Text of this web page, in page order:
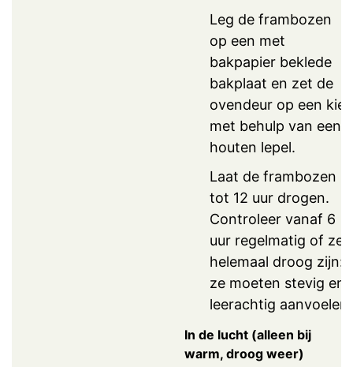
Leg de frambozen
op een met
bakpapier beklede
bakplaat en zet de
ovendeur op een kier
met behulp van een
houten lepel.
Laat de frambozen 6
tot 12 uur drogen.
Controleer vanaf 6
uur regelmatig of ze
helemaal droog zijn:
ze moeten stevig en
leerachtig aanvoelen.
In de lucht (alleen bij
warm, droog weer)